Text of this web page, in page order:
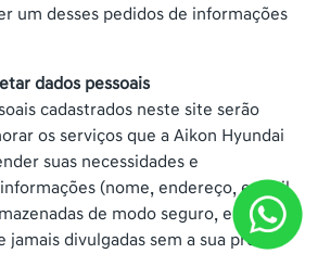
um desses pedidos de informações
dados pessoais
cadastrados neste site serão
os serviços que a Aikon Hyundai
suas necessidades e
(nome, endereço, e-mail,
de modo seguro, e
divulgadas sem a sua prévia